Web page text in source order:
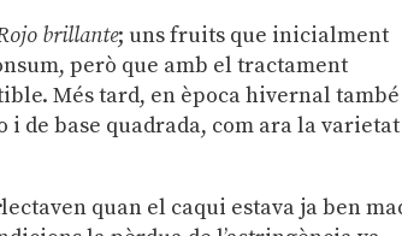
brillante; uns fruits que inicialment
però que amb el tractament
Més tard, en època hivernal també
i de base quadrada, com ara la varietat
quan el caqui estava ja ben